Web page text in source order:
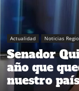
Actualidad Noticias
Senador
año que
nuestro país